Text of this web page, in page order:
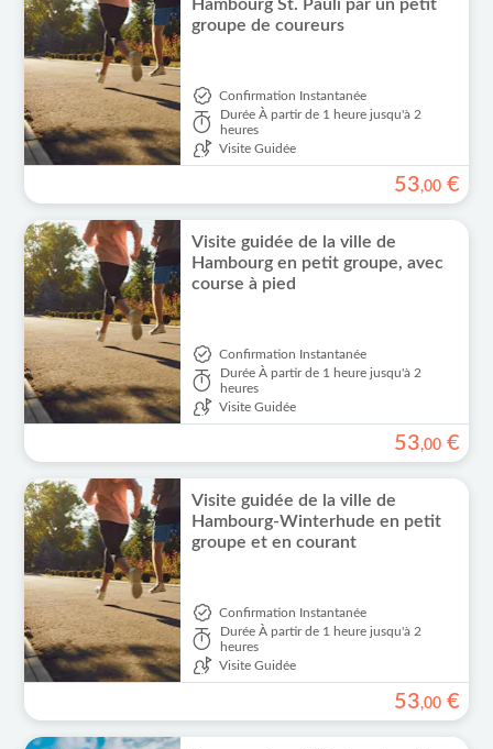
Hambourg St. Pauli par un petit
groupe de coureurs
Confirmation Instantanée
Durée À partir de 1 heure jusqu'à 2
heures
Visite Guidée
53,00 €
Visite guidée de la ville de
Hambourg en petit groupe, avec
course à pied
Confirmation Instantanée
Durée À partir de 1 heure jusqu'à 2
heures
Visite Guidée
53,00 €
Visite guidée de la ville de
Hambourg-Winterhude en petit
groupe et en courant
Confirmation Instantanée
Durée À partir de 1 heure jusqu'à 2
heures
Visite Guidée
53,00 €